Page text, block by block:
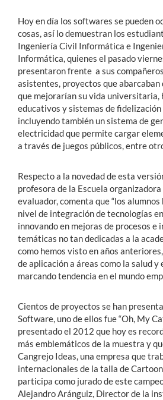
Hoy en día los softwares se pueden
cosas, así lo demuestran los
Ingeniería Civil Informática e
Informática, quienes el pasado
presentaron frente a sus
asistentes, proyectos que abarcaban
que mejorarían su vida universitaria,
educativos y sistemas de
incluyendo también un sistema de
electricidad que permite cargar
a través de juegos públicos, entre
Respecto a la novedad de esta
profesora de la Escuela
evaluador, comenta que “los
nivel de integración de tecnologías
innovando en mejoras de procesos e
temáticas no tan dedicadas a la
como hemos visto en años
de aplicación a áreas como la salud y
marcando tendencia en el mundo
Cientos de proyectos se han
Software, uno de ellos fue “Oh, My
presentado el 2012 que hoy es
más emblemáticos de la muestra y
Cangrejo Ideas, una empresa que
internacionales de la talla de
participa como jurado de este
Alejandro Aránguiz, Director de la